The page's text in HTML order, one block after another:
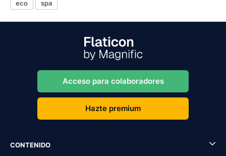
eco
spa
Acceso para colaboradores
Hazte premium
CONTENIDO